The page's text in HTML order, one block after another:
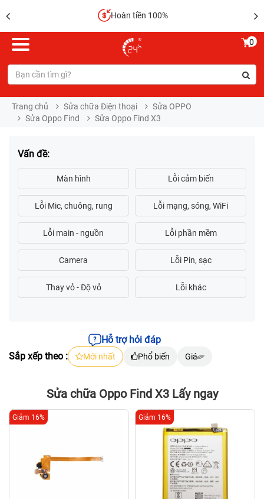
Hoàn tiền 100%
0
Trang chủ Sửa chữa Điện thoại
Sửa OPPO
Sửa Oppo Find
Sửa Oppo Find X3
Vấn đề:
Hỗ trợ hỏi đáp
Sắp xếp theo :
Mới nhất Phổ biến Giá
Sửa chữa Oppo Find X3 Lấy ngay
Giảm 16% Giảm 16%